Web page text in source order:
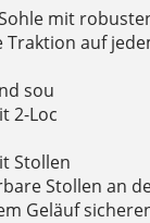
mit
Traktion auf
sou
2-Loc
Stollen
Stollen an
Geläuf